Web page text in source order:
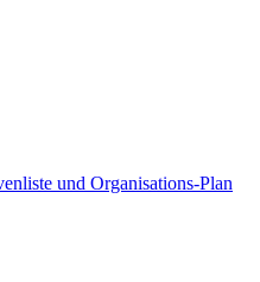
und Organisations-Plan